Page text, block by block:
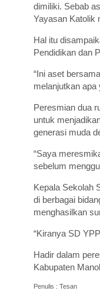
dimiliki. Sebab
Yayasan Katolik
Hal itu
Pendidikan dan
“Ini aset
melanjutkan apa
Peresmian dua
untuk
generasi muda
“Saya
sebelum
Kepala Sekolah
di berbagai
menghasilkan
“Kiranya SD
Hadir dalam
Kabupaten
Penulis : Tesan